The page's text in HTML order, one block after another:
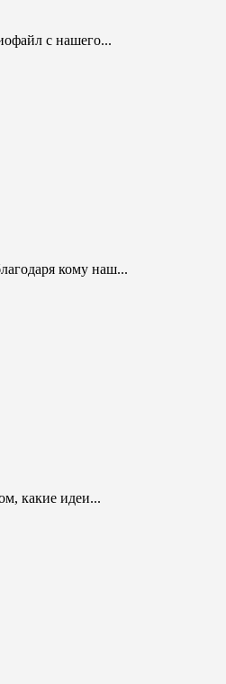
с нашего...
кому наш...
какие идеи...